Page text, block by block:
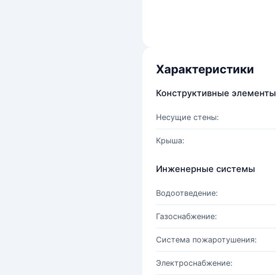
Характеристики
Конструктивные элементы
Несущие стены:
Крыша:
Инженерные системы
Водоотведение:
Газоснабжение:
Система пожаротушения:
Электроснабжение: